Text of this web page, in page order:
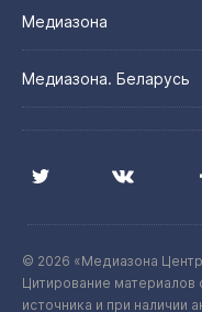
Медиазона
Медиазона. Беларусь
© 2026 «Медиазона
Цитирование материалов
источника и при наличии